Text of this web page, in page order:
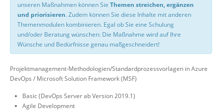
unseren Maßnahmen können Sie Themen streichen, ergänzen
und priorisieren. Zudem können Sie diese Inhalte mit anderen
Themenmodulen kombinieren. Egal ob Sie eine Schulung
und/oder Beratung wünschen: Die Maßnahme wird auf Ihre
Wünsche und Bedürfnisse genau maßgeschneidert!
Projektmanagement-Methodologien/Standardprozessvorlagen in Azure
DevOps / Microsoft Solution Framework (MSF)
Basic (DevOps Server ab Version 2019.1)
Agile Development